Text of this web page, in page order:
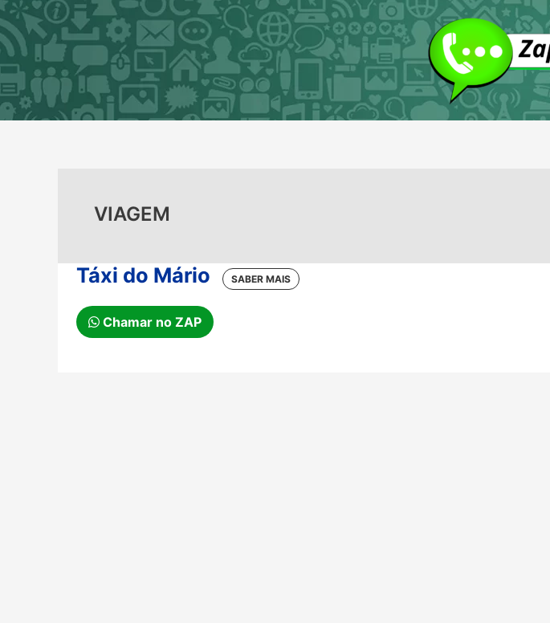
Ir
para
o
conteúdo
VIAGEM
Táxi do Mário
Chamar no ZAP